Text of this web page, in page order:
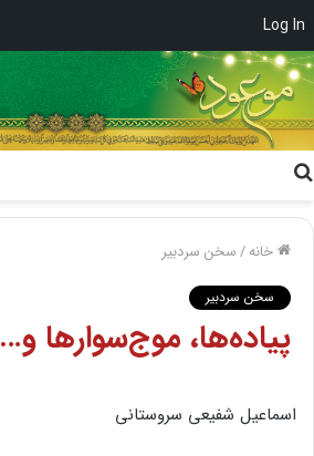
Log In
خانه/سخن سردبیر
سخن سردبیر
پیاده‌ها، موج‌سوارها و…
اسماعیل شفیعی سروستانی